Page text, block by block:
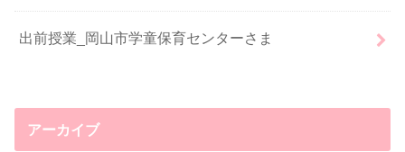
出前授業_岡山市学童保育センターさま
アーカイブ